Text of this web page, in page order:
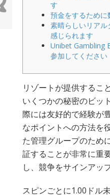
す
預金をするため
素晴らしいリア
感じられます
Unibet Gambling
参加してください
リゾートが提供するこ
いくつかの秘密のビッ
際には友好的で経験が
なポイントへの方法を
た管理グループのため
証することが非常に重
し、競争をサインアッ
スピンごとに1.00ドル